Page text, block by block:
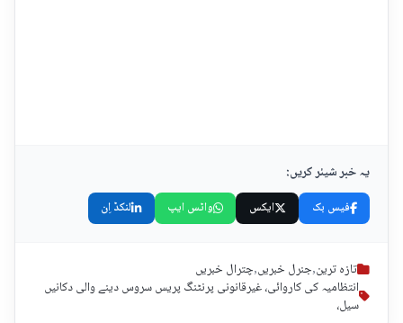
یہ خبر شیئر کریں:
فیس بک ایکس واٹس ایپ لنکڈ اِن
تازہ ترین,جنرل خبریں,چترال خبریں
انتظامیہ کی کاروائی، غیرقانونی پرنٹنگ پریس سروس دینے والی دکانیں
سیل،